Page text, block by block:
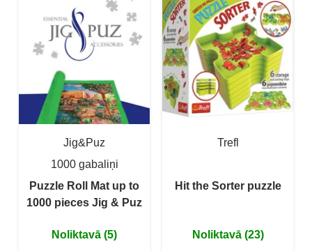
Jig&Puz
1000 gabaliņi
Puzzle Roll Mat up to
1000 pieces Jig & Puz
Noliktavā (5)
Trefl
Hit the Sorter puzzle
Noliktavā (23)